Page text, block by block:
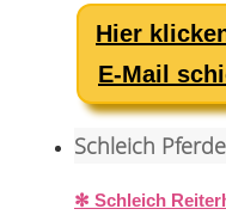
Hier
E-Mail
Schleich
✻ Schleich